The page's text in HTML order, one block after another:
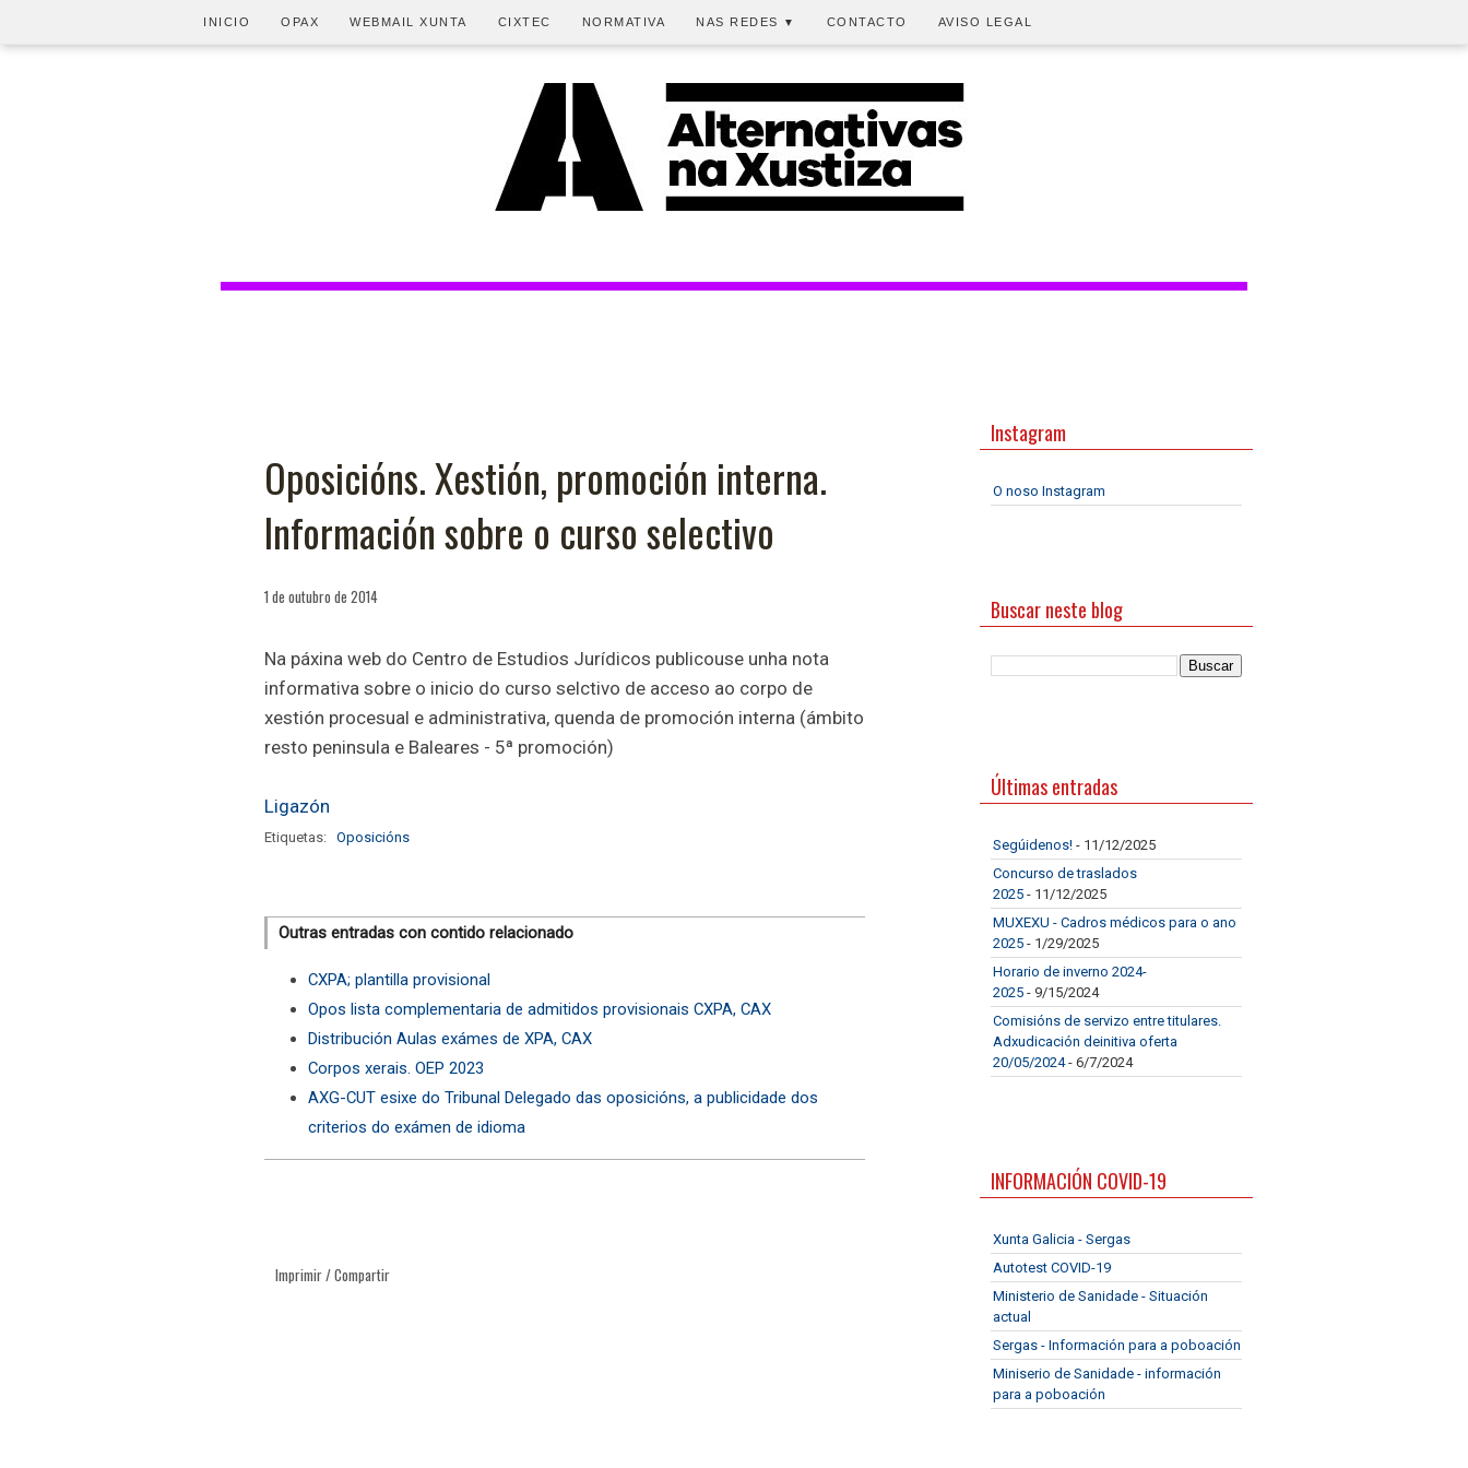
INICIO OPAX WEBMAIL XUNTA CIXTEC NORMATIVA NAS REDES ▼ CONTACTO AVISO LEGAL
Oposicións. Xestión, promoción interna.
Información sobre o curso selectivo
1 de outubro de 2014
Na páxina web do Centro de Estudios Jurídicos publicouse unha nota
informativa sobre o inicio do curso selctivo de acceso ao corpo de
xestión procesual e administrativa, quenda de promoción interna (ámbito
resto peninsula e Baleares - 5ª promoción)
Ligazón
Etiquetas: Oposicións
Outras entradas con contido relacionado
CXPA; plantilla provisional
Opos lista complementaria de admitidos provisionais CXPA, CAX
Distribución Aulas exámes de XPA, CAX
Corpos xerais. OEP 2023
AXG-CUT esixe do Tribunal Delegado das oposicións, a publicidade dos
criterios do exámen de idioma
Imprimir / Compartir
Instagram
O noso Instagram
Buscar neste blog
Últimas entradas
Segúidenos! - 11/12/2025
Concurso de traslados
2025 - 11/12/2025
MUXEXU - Cadros médicos para o ano
2025 - 1/29/2025
Horario de inverno 2024-
2025 - 9/15/2024
Comisións de servizo entre titulares.
Adxudicación deinitiva oferta
20/05/2024- 6/7/2024
INFORMACIÓN COVID-19
Xunta Galicia - Sergas
Autotest COVID-19
Ministerio de Sanidade - Situación
actual
Sergas - Información para a poboación
Miniserio de Sanidade - información
para a poboación